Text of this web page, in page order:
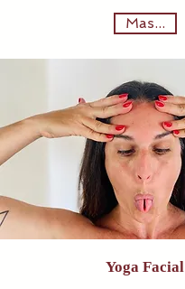
Mas...
Yoga Facial